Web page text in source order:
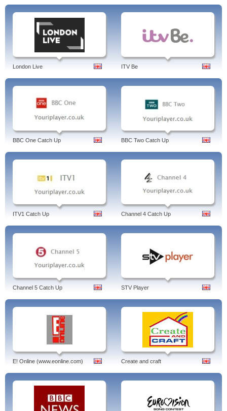
London Live ITV Be
BBC One Catch Up BBC Two Catch Up
ITV1 Catch Up Channel 4 Catch Up
Channel 5 Catch Up STV Player
E! Online (www.eonline.com) Create and craft